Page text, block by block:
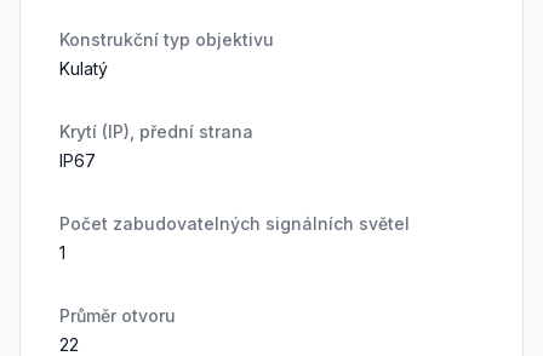
Konstrukční typ objektivu
Kulatý
Krytí (IP), přední strana
IP67
Počet zabudovatelných signálních světel
1
Průměr otvoru
22